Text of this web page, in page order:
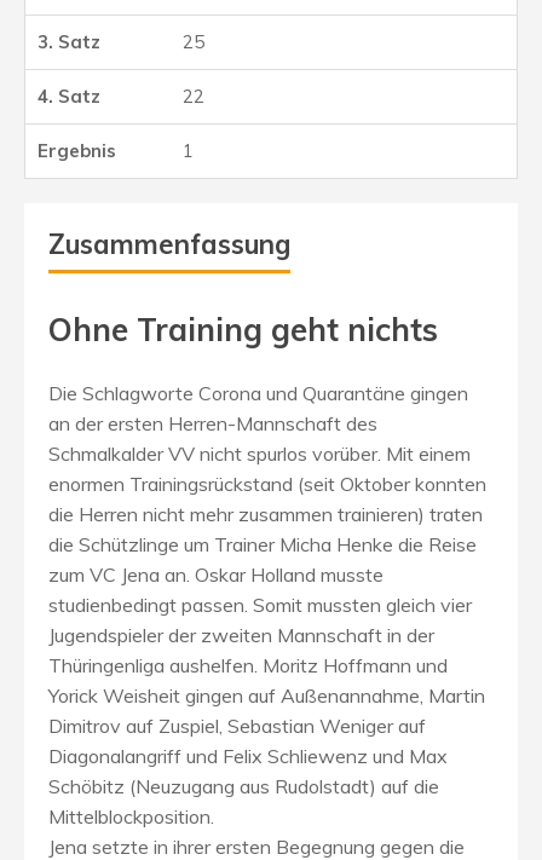
25
22
1
Zusammenfassung
Ohne Training geht nichts
Die Schlagworte Corona und Quarantäne gingen
an der ersten Herren-Mannschaft des
Schmalkalder VV nicht spurlos vorüber. Mit einem
enormen Trainingsrückstand (seit Oktober konnten
die Herren nicht mehr zusammen trainieren) traten
die Schützlinge um Trainer Micha Henke die Reise
zum VC Jena an. Oskar Holland musste
studienbedingt passen. Somit mussten gleich vier
Jugendspieler der zweiten Mannschaft in der
Thüringenliga aushelfen. Moritz Hoffmann und
Yorick Weisheit gingen auf Außenannahme, Martin
Dimitrov auf Zuspiel, Sebastian Weniger auf
Diagonalangriff und Felix Schliewenz und Max
Schöbitz (Neuzugang aus Rudolstadt) auf die
Mittelblockposition.
Jena setzte in ihrer ersten Begegnung gegen die